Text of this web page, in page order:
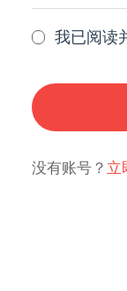
我已阅读
没有账号？ 立